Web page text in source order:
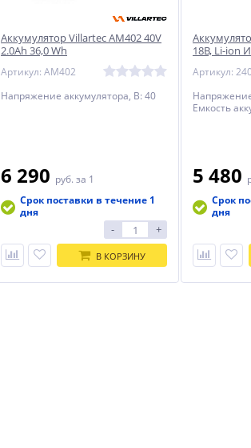
Аккумулятор Villartec AM402 40V
2.0Ah 36,0 Wh
Артикул: AM402
Напряжение аккумулятора, В: 40
6 290 руб. за 1
Срок поставки в течение 1
дня
- +
В КОРЗИНУ
18В, Li-ion
Артикул:
Емкость
5 480
Срок
дня